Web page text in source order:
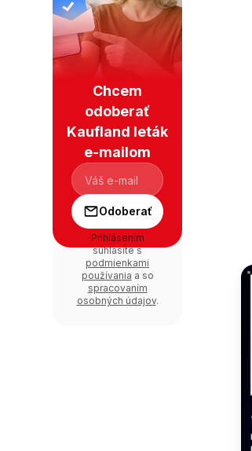
Chcem
odoberať
Kaufland leták
e-mailom
Odoberať
Prihlásením
súhlasíte s
podmienkami
používania a so
spracovaním
osobných údajov.